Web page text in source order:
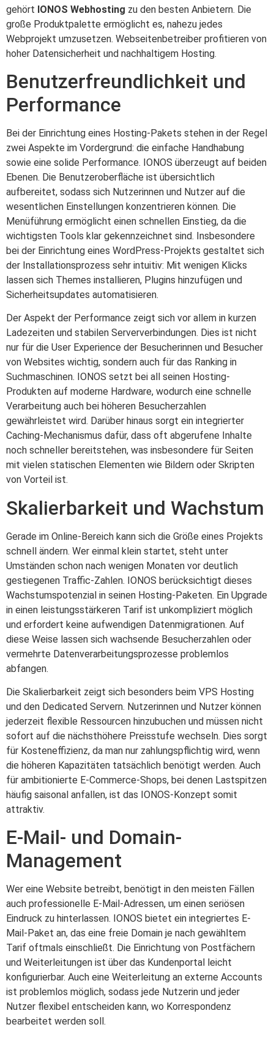
gehört IONOS Webhosting zu den besten Anbietern. Die
große Produktpalette ermöglicht es, nahezu jedes
Webprojekt umzusetzen. Webseitenbetreiber profitieren von
hoher Datensicherheit und nachhaltigem Hosting.
Benutzerfreundlichkeit und
Performance
Bei der Einrichtung eines Hosting-Pakets stehen in der Regel
zwei Aspekte im Vordergrund: die einfache Handhabung
sowie eine solide Performance. IONOS überzeugt auf beiden
Ebenen. Die Benutzeroberfläche ist übersichtlich
aufbereitet, sodass sich Nutzerinnen und Nutzer auf die
wesentlichen Einstellungen konzentrieren können. Die
Menüführung ermöglicht einen schnellen Einstieg, da die
wichtigsten Tools klar gekennzeichnet sind. Insbesondere
bei der Einrichtung eines WordPress-Projekts gestaltet sich
der Installationsprozess sehr intuitiv: Mit wenigen Klicks
lassen sich Themes installieren, Plugins hinzufügen und
Sicherheitsupdates automatisieren.
Der Aspekt der Performance zeigt sich vor allem in kurzen
Ladezeiten und stabilen Serververbindungen. Dies ist nicht
nur für die User Experience der Besucherinnen und Besucher
von Websites wichtig, sondern auch für das Ranking in
Suchmaschinen. IONOS setzt bei all seinen Hosting-
Produkten auf moderne Hardware, wodurch eine schnelle
Verarbeitung auch bei höheren Besucherzahlen
gewährleistet wird. Darüber hinaus sorgt ein integrierter
Caching-Mechanismus dafür, dass oft abgerufene Inhalte
noch schneller bereitstehen, was insbesondere für Seiten
mit vielen statischen Elementen wie Bildern oder Skripten
von Vorteil ist.
Skalierbarkeit und Wachstum
Gerade im Online-Bereich kann sich die Größe eines Projekts
schnell ändern. Wer einmal klein startet, steht unter
Umständen schon nach wenigen Monaten vor deutlich
gestiegenen Traffic-Zahlen. IONOS berücksichtigt dieses
Wachstumspotenzial in seinen Hosting-Paketen. Ein Upgrade
in einen leistungsstärkeren Tarif ist unkompliziert möglich
und erfordert keine aufwendigen Datenmigrationen. Auf
diese Weise lassen sich wachsende Besucherzahlen oder
vermehrte Datenverarbeitungsprozesse problemlos
abfangen.
Die Skalierbarkeit zeigt sich besonders beim VPS Hosting
und den Dedicated Servern. Nutzerinnen und Nutzer können
jederzeit flexible Ressourcen hinzubuchen und müssen nicht
sofort auf die nächsthöhere Preisstufe wechseln. Dies sorgt
für Kosteneffizienz, da man nur zahlungspflichtig wird, wenn
die höheren Kapazitäten tatsächlich benötigt werden. Auch
für ambitionierte E-Commerce-Shops, bei denen Lastspitzen
häufig saisonal anfallen, ist das IONOS-Konzept somit
attraktiv.
E-Mail- und Domain-
Management
Wer eine Website betreibt, benötigt in den meisten Fällen
auch professionelle E-Mail-Adressen, um einen seriösen
Eindruck zu hinterlassen. IONOS bietet ein integriertes E-
Mail-Paket an, das eine freie Domain je nach gewähltem
Tarif oftmals einschließt. Die Einrichtung von Postfächern
und Weiterleitungen ist über das Kundenportal leicht
konfigurierbar. Auch eine Weiterleitung an externe Accounts
ist problemlos möglich, sodass jede Nutzerin und jeder
Nutzer flexibel entscheiden kann, wo Korrespondenz
bearbeitet werden soll.